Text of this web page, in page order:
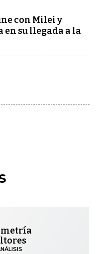
con Milei y
en su llegada a la